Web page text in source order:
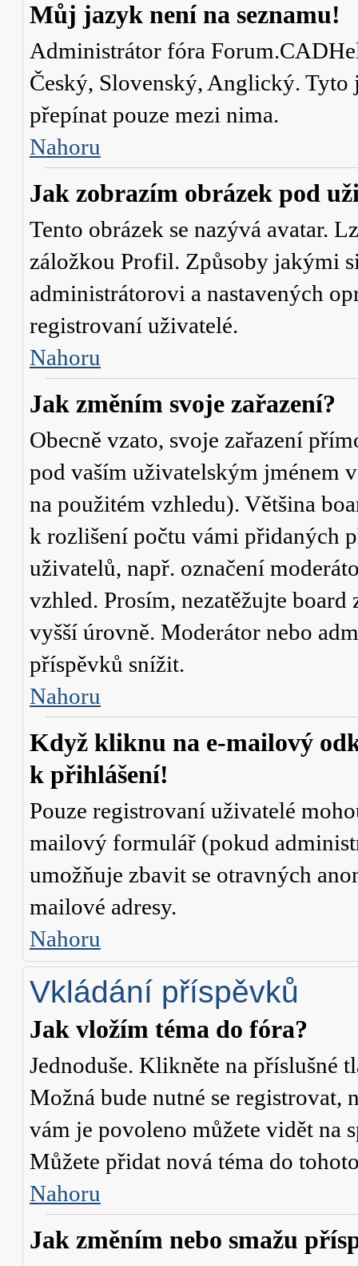
Můj jazyk není na seznamu!
Administrátor fóra
Český, Slovenský, Anglický.
přepínat pouze mezi nima.
Nahoru
Jak zobrazím obrázek pod
Tento obrázek se nazývá avatar.
záložkou Profil. Způsoby jakými
administrátorovi a nastavených
registrovaní uživatelé.
Nahoru
Jak změním svoje zařazení?
Obecně vzato, svoje zařazení
pod vaším uživatelským jménem
na použitém vzhledu). Většina
k rozlišení počtu vámi přidaných
uživatelů, např. označení
vzhled. Prosím, nezatěžujte
vyšší úrovně. Moderátor nebo
příspěvků snížit.
Nahoru
Když kliknu na e-mailový
k přihlášení!
Pouze registrovaní uživatelé
mailový formulář (pokud
umožňuje zbavit se otravných
mailové adresy.
Nahoru
Vkládání příspěvků
Jak vložím téma do fóra?
Jednoduše. Klikněte na příslušné
Možná bude nutné se registrovat,
vám je povoleno můžete vidět na
Můžete přidat nová téma do
Nahoru
Jak změním nebo smažu